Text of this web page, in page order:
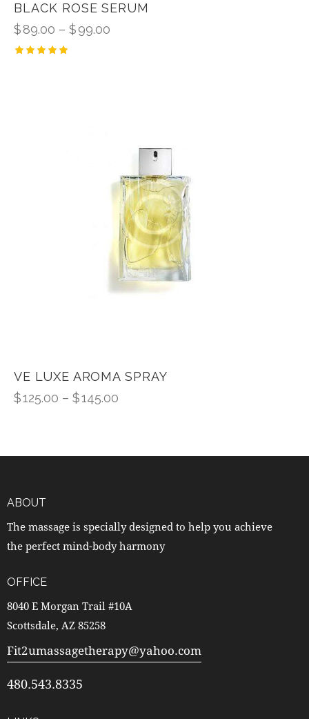
BLACK ROSE SERUM
$89.00 – $99.00
VE LUXE AROMA SPRAY
$125.00 – $145.00
ABOUT
The massage is specially designed to help you achieve
the perfect mind-body harmony
OFFICE
8040 E Morgan Trail #10A
Scottsdale, AZ 85258
Fit2umassagetherapy@yahoo.com
480.543.8335